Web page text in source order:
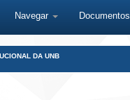
Navegar Documentos
DA UNB